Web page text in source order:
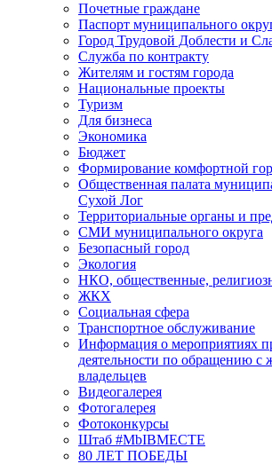
Почетные граждане
Паспорт муниципального
Город Трудовой Доблести и
Служба по контракту
Жителям и гостям города
Национальные проекты
Туризм
Для бизнеса
Экономика
Бюджет
Формирование комфортной
Общественная палата
Сухой Лог
Территориальные органы и
СМИ муниципального округа
Безопасный город
Экология
НКО, общественные,
ЖКХ
Социальная сфера
Транспортное обслуживание
Информация о мероприятиях
деятельности по обращению с
владельцев
Видеогалерея
Фотогалерея
Фотоконкурсы
Штаб #MbIBMECTE
80 ЛЕТ ПОБЕДЫ